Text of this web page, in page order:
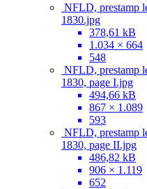
NFLD, prestamp
1830.jpg
378,61 kB
1.034 × 664
548
NFLD, prestamp
1830, page I.jpg
494,66 kB
867 × 1.089
593
NFLD, prestamp
1830, page II.jpg
486,82 kB
906 × 1.119
652